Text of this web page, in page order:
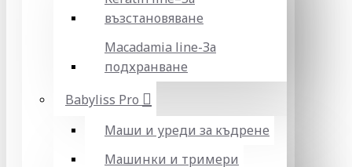
възстановяване
Macadamia line-За
подхранване
Babyliss Pro
Маши и уреди за къдрене
Машинки и тримери